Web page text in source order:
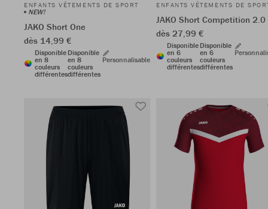
ENFANTS VÊTEMENTS DE SPORT
NEW!
JAKO Short One
dès 14,99 €
Disponible
en 8
couleurs
différentes
Disponible
en 8
couleurs
différentes
Personnalisable
ENFANTS VÊTEMENTS DE
JAKO Short Competition 2.0
dès 27,99 €
Disponible
en 6
couleurs
différentes
Disponible
en 6
couleurs
différentes